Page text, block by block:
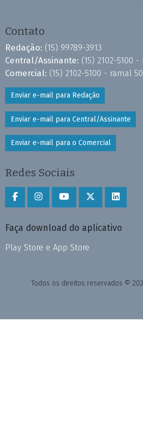
Contato
Redação: (15) 99789-3913
Central/Assinante: (15) 2102-5100 -
Comercial: (15) 2102-5100 - ramal
Enviar e-mail para Redação
Enviar e-mail para Central/Assinante
Enviar e-mail para o Comercial
Redes Sociais
Faça download do aplicativo
Play Store e App Store
Todos os direitos reservados ©